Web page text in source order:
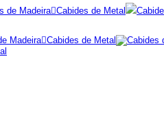
de Madeira Cabides de Metal
Madeira Cabides de Metal